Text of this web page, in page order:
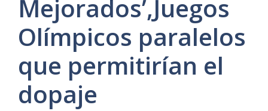
Mejorados’,Juegos
Olímpicos paralelos
que permitirían el
dopaje